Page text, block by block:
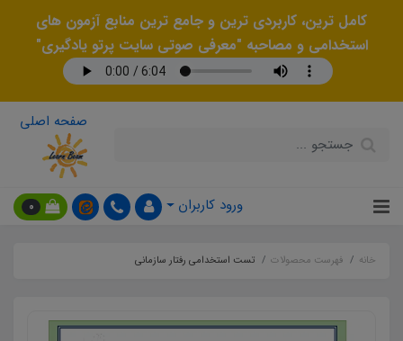
کامل ترین، کاربردی ترین و جامع ترین منابع آزمون های
استخدامی و مصاحبه "معرفی صوتی سایت پرتو یادگیری"
صفحه اصلی
ورود کاربران 0
خانه فهرست محصولات تست استخدامی رفتار سازمانی